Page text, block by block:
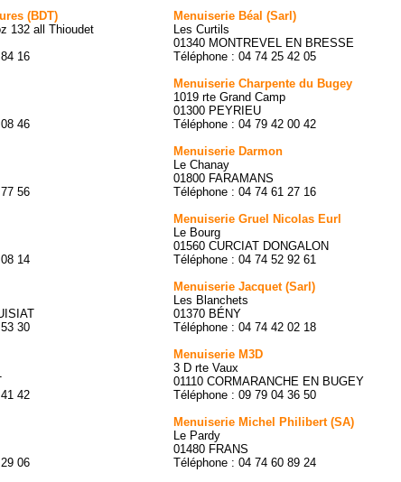
(BDT)
132 all Thioudet
16
46
56
14
30
42
06
Menuiserie Béal (Sarl)
Les Curtils
01340 MONTREVEL EN BRESSE
Téléphone : 04 74 25 42 05
Menuiserie Charpente du Bugey
1019 rte Grand Camp
01300 PEYRIEU
Téléphone : 04 79 42 00 42
Menuiserie Darmon
Le Chanay
01800 FARAMANS
Téléphone : 04 74 61 27 16
Menuiserie Gruel Nicolas Eurl
Le Bourg
01560 CURCIAT DONGALON
Téléphone : 04 74 52 92 61
Menuiserie Jacquet (Sarl)
Les Blanchets
01370 BÉNY
Téléphone : 04 74 42 02 18
Menuiserie M3D
3 D rte Vaux
01110 CORMARANCHE EN BUGEY
Téléphone : 09 79 04 36 50
Menuiserie Michel Philibert (SA)
Le Pardy
01480 FRANS
Téléphone : 04 74 60 89 24